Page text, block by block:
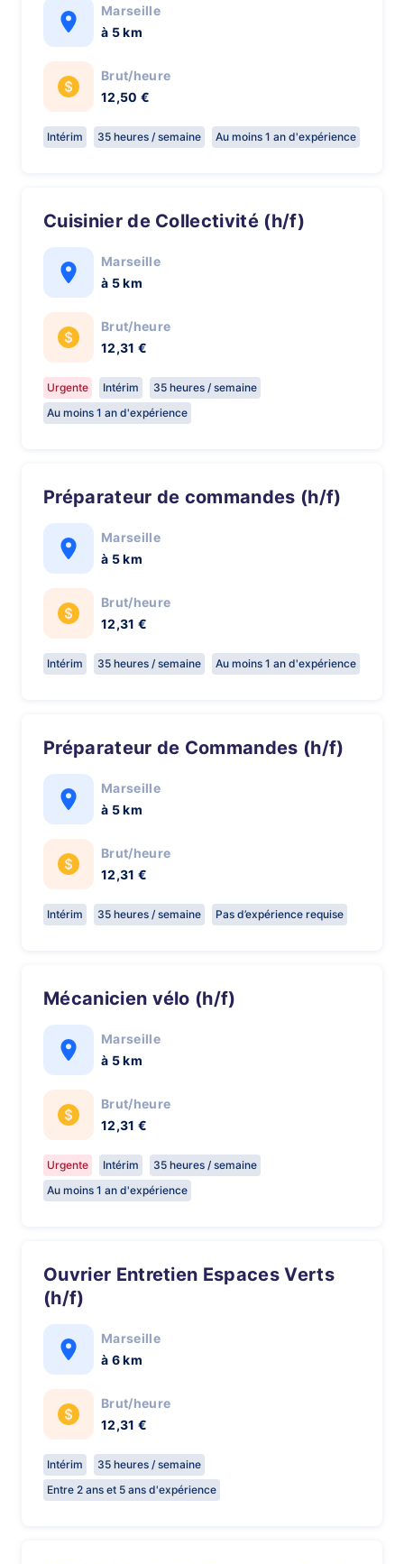
Marseille
à 5 km
Brut/heure
12,50 €
Intérim 35 heures / semaine Au moins 1 an d'expérience
Cuisinier de Collectivité (h/f)
Marseille
à 5 km
Brut/heure
12,31 €
Urgente Intérim
35 heures / semaine
Au moins 1 an d'expérience
Préparateur de commandes (h/f)
Marseille
à 5 km
Brut/heure
12,31 €
Intérim 35 heures / semaine Au moins 1 an d'expérience
Préparateur de Commandes (h/f)
Marseille
à 5 km
Brut/heure
12,31 €
Intérim 35 heures / semaine Pas d’expérience requise
Mécanicien vélo (h/f)
Marseille
à 5 km
Brut/heure
12,31 €
Urgente Intérim
35 heures / semaine
Au moins 1 an d'expérience
Ouvrier Entretien Espaces Verts
(h/f)
Marseille
à 6 km
Brut/heure
12,31 €
Intérim
35 heures / semaine
Entre 2 ans et 5 ans d'expérience